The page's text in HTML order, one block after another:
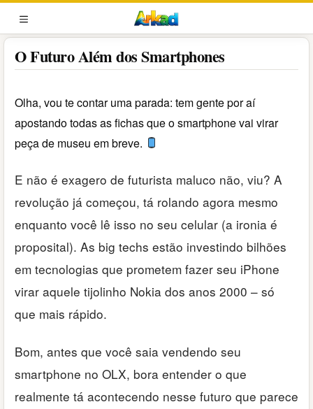
Pular
para
o
conteúdo
MENU
O Futuro Além dos Smartphones
Olha, vou te contar uma parada: tem gente por aí
apostando todas as fichas que o smartphone vai virar
peça de museu em breve.
E não é exagero de futurista maluco não, viu? A
revolução já começou, tá rolando agora mesmo
enquanto você lê isso no seu celular (a ironia é
proposital). As big techs estão investindo bilhões
em tecnologias que prometem fazer seu iPhone
virar aquele tijolinho Nokia dos anos 2000 – só
que mais rápido.
Bom, antes que você saia vendendo seu
smartphone no OLX, bora entender o que
realmente tá acontecendo nesse futuro que parece